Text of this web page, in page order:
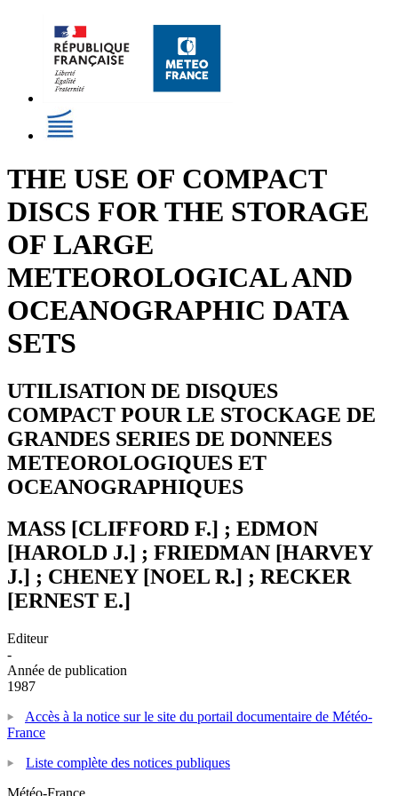
THE USE OF COMPACT
DISCS FOR THE STORAGE
OF LARGE
METEOROLOGICAL AND
OCEANOGRAPHIC DATA
SETS
UTILISATION DE DISQUES
COMPACT POUR LE STOCKAGE DE
GRANDES SERIES DE DONNEES
METEOROLOGIQUES ET
OCEANOGRAPHIQUES
MASS [CLIFFORD F.] ; EDMON
[HAROLD J.] ; FRIEDMAN [HARVEY
J.] ; CHENEY [NOEL R.] ; RECKER
[ERNEST E.]
Editeur
-
Année de publication
1987
Accès à la notice sur le site du portail documentaire de Météo-
France
Liste complète des notices publiques
Météo-France